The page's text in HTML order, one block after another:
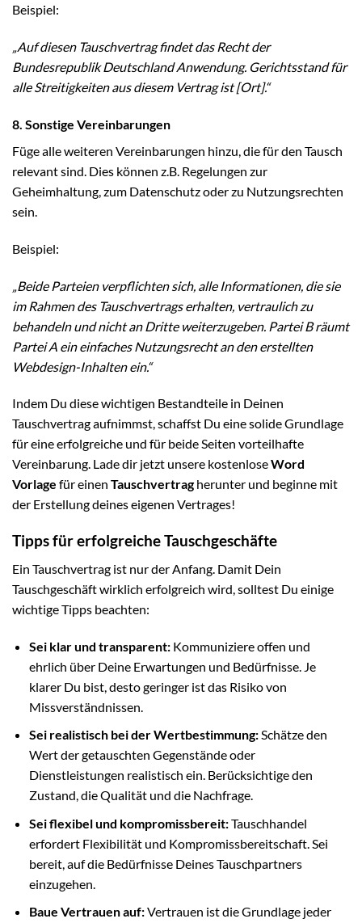
Beispiel:
„Auf diesen Tauschvertrag findet das Recht der
Bundesrepublik Deutschland Anwendung. Gerichtsstand für
alle Streitigkeiten aus diesem Vertrag ist [Ort].“
8. Sonstige Vereinbarungen
Füge alle weiteren Vereinbarungen hinzu, die für den Tausch
relevant sind. Dies können z.B. Regelungen zur
Geheimhaltung, zum Datenschutz oder zu Nutzungsrechten
sein.
Beispiel:
„Beide Parteien verpflichten sich, alle Informationen, die sie
im Rahmen des Tauschvertrags erhalten, vertraulich zu
behandeln und nicht an Dritte weiterzugeben. Partei B räumt
Partei A ein einfaches Nutzungsrecht an den erstellten
Webdesign-Inhalten ein.“
Indem Du diese wichtigen Bestandteile in Deinen
Tauschvertrag aufnimmst, schaffst Du eine solide Grundlage
für eine erfolgreiche und für beide Seiten vorteilhafte
Vereinbarung. Lade dir jetzt unsere kostenloseWord
Vorlage für einen Tauschvertragherunter und beginne mit
der Erstellung deines eigenen Vertrages!
Tipps für erfolgreiche Tauschgeschäfte
Ein Tauschvertrag ist nur der Anfang. Damit Dein
Tauschgeschäft wirklich erfolgreich wird, solltest Du einige
wichtige Tipps beachten:
Sei klar und transparent:Kommuniziere offen und
ehrlich über Deine Erwartungen und Bedürfnisse. Je
klarer Du bist, desto geringer ist das Risiko von
Missverständnissen.
Sei realistisch bei der Wertbestimmung:Schätze den
Wert der getauschten Gegenstände oder
Dienstleistungen realistisch ein. Berücksichtige den
Zustand, die Qualität und die Nachfrage.
Sei flexibel und kompromissbereit:Tauschhandel
erfordert Flexibilität und Kompromissbereitschaft. Sei
bereit, auf die Bedürfnisse Deines Tauschpartners
einzugehen.
Baue Vertrauen auf:Vertrauen ist die Grundlage jeder